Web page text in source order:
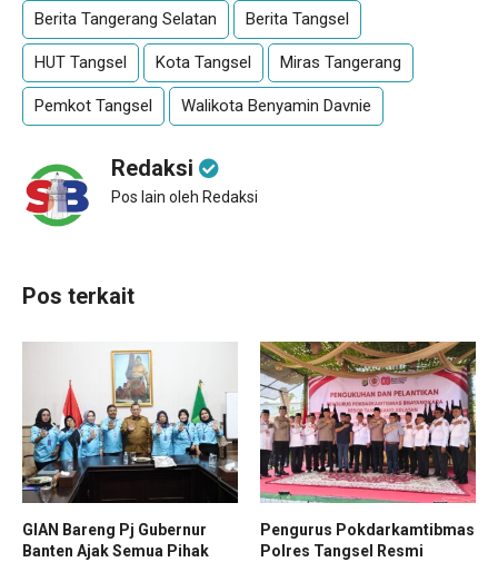
Berita Tangerang Selatan Berita Tangsel
HUT Tangsel Kota Tangsel Miras Tangerang
Pemkot Tangsel Walikota Benyamin Davnie
Redaksi
Pos lain oleh Redaksi
Pos terkait
GIAN Bareng Pj Gubernur
Banten Ajak Semua Pihak
Pengurus Pokdarkamtibmas
Polres Tangsel Resmi